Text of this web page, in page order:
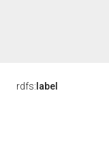
rdfs: label